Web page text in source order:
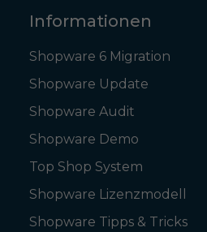
Informationen
Shopware 6 Migration
Shopware Update
Shopware Audit
Shopware Demo
Top Shop System
Shopware Lizenzmodell
Shopware Tipps & Tricks